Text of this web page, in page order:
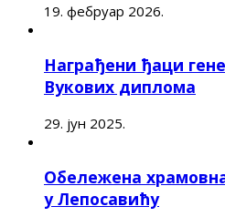
19. фебруар 2026.
Награђени ђаци
Вукових диплома
29. јун 2025.
Обележена
у Лепосавићу